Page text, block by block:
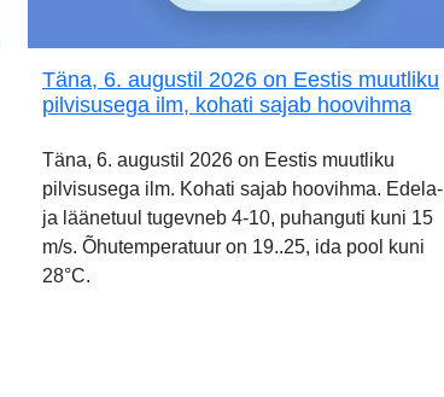
Täna, 6. augustil 2026 on Eestis muutliku
pilvisusega ilm, kohati sajab hoovihma
Täna, 6. augustil 2026 on Eestis muutliku
pilvisusega ilm. Kohati sajab hoovihma. Edela-
ja läänetuul tugevneb 4-10, puhanguti kuni 15
m/s. Õhutemperatuur on 19..25, ida pool kuni
28°C.